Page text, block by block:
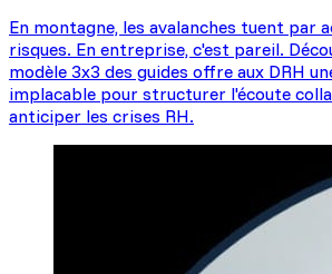
En montagne, les avalanches tuent par
risques. En entreprise, c'est pareil.
modèle 3x3 des guides offre aux DRH
implacable pour structurer l'écoute
anticiper les crises RH.